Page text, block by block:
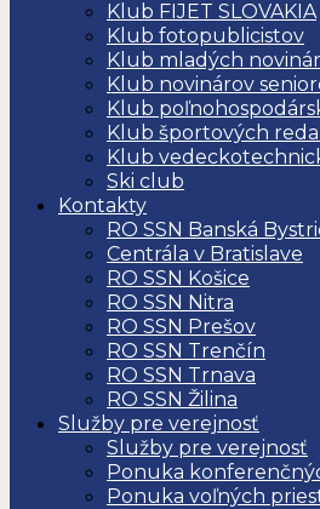
Klub FIJET SLOVAKIA
Klub fotopublicistov
Klub mladých
Klub novinárov
Klub
Klub športových
Klub
Ski club
Kontakty
RO SSN Banská
Centrála v Bratislave
RO SSN Košice
RO SSN Nitra
RO SSN Prešov
RO SSN Trenčín
RO SSN Trnava
RO SSN Žilina
Služby pre verejnosť
Služby pre verejnosť
Ponuka
Ponuka voľných